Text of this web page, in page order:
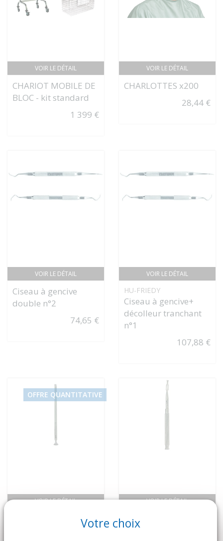
VOIR LE DÉTAIL
CHARIOT MOBILE DE
BLOC - kit standard
1 399 €
VOIR LE DÉTAIL
CHARLOTTES x200
28,44 €
VOIR LE DÉTAIL
Ciseau à gencive
double n°2
74,65 €
VOIR LE DÉTAIL
HU-FRIEDY
Ciseau à gencive+
décolleur tranchant
n°1
107,88 €
VOIR LE DÉTAIL
OFFRE QUANTITATIVE
VOIR LE DÉTAIL
CISEAU À OS
OCHSENBEIN
Votre choix